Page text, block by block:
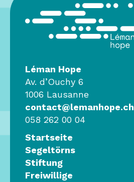
Léman Hope
Av. d’Ouchy 6
1006 Lausanne
contact@lemanhope.ch
058 262 00 04
Startseite
Segeltörns
Stiftung
Freiwillige